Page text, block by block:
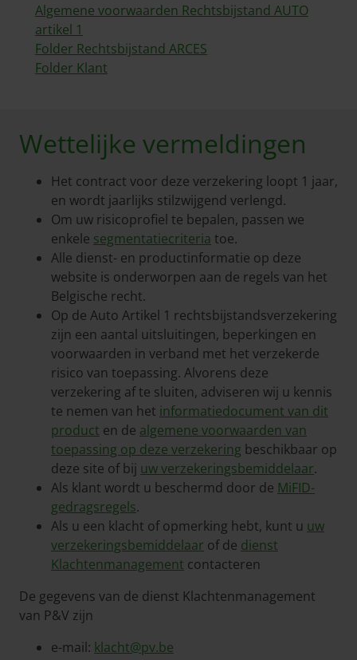
Algemene voorwaarden Rechtsbijstand AUTO
artikel 1
Folder Rechtsbijstand ARCES
Folder Klant
Wettelijke vermeldingen
Het contract voor deze verzekering loopt 1 jaar,
en wordt jaarlijks stilzwijgend verlengd.
Om uw risicoprofiel te bepalen, passen we
enkele segmentatiecriteria toe.
Alle dienst- en productinformatie op deze
website is onderworpen aan de regels van het
Belgische recht.
Op de Auto Artikel 1 rechtsbijstandsverzekering
zijn een aantal uitsluitingen, beperkingen en
voorwaarden in verband met het verzekerde
risico van toepassing. Alvorens deze
verzekering af te sluiten, adviseren wij u kennis
te nemen van het informatiedocument van dit
product en de algemene voorwaarden van
toepassing op deze verzekering beschikbaar op
deze site of bij uw verzekeringsbemiddelaar.
Als klant wordt u beschermd door de MiFID-
gedragsregels.
Als u een klacht of opmerking hebt, kunt u uw
verzekeringsbemiddelaar of de dienst
Klachtenmanagement contacteren
De gegevens van de dienst Klachtenmanagement
van P&V zijn
e-mail: klacht@pv.be